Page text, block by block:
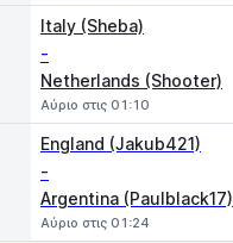
Italy (Sheba)
-
Netherlands (Shooter)
Αύριο στις 01:10
England (Jakub421)
-
Argentina (Paulblack17)
Αύριο στις 01:24